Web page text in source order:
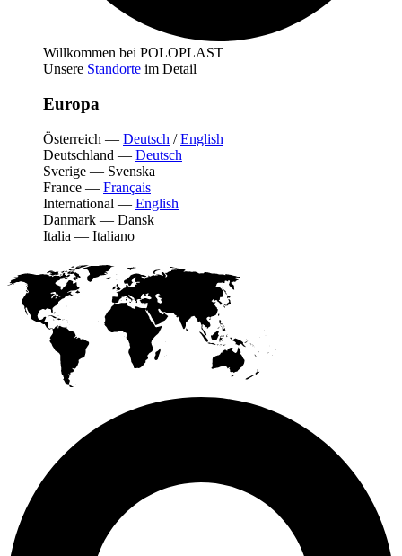
Willkommen bei POLOPLAST
Unsere Standorte im Detail
Europa
Österreich — Deutsch /English
Deutschland — Deutsch
Sverige — Svenska
France — Français
International — English
Danmark — Dansk
Italia — Italiano